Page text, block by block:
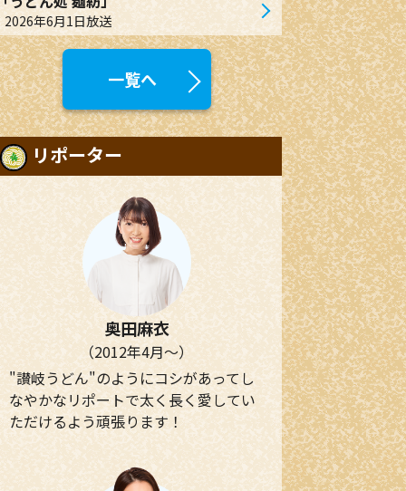
2026年6月1日放送
一覧へ
リポーター
奥田麻衣
（2012年4月～）
"讃岐うどん"のようにコシがあってし
なやかなリポートで太く長く愛してい
ただけるよう頑張ります！